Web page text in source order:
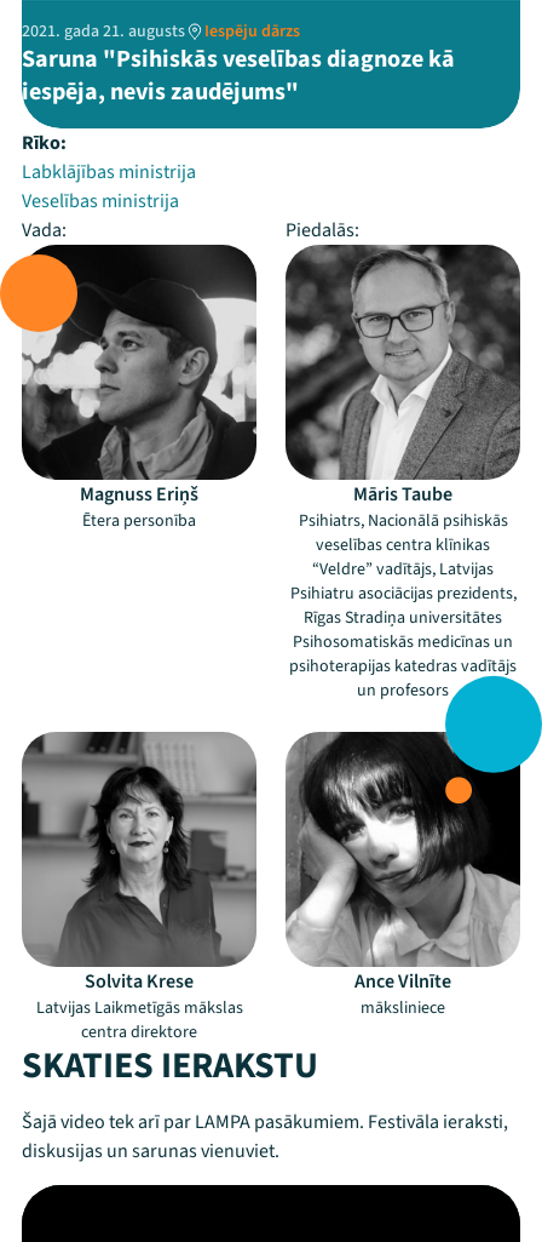
2021. gada 21. augusts Iespēju dārzs
Saruna "Psihiskās veselības diagnoze kā
iespēja, nevis zaudējums"
Rīko:
Labklājības ministrija
Veselības ministrija
Vada:
Piedalās:
Magnuss Eriņš
Ētera personība
Māris Taube
Psihiatrs, Nacionālā psihiskās
veselības centra klīnikas
“Veldre” vadītājs, Latvijas
Psihiatru asociācijas prezidents,
Rīgas Stradiņa universitātes
Psihosomatiskās medicīnas un
psihoterapijas katedras vadītājs
un profesors
Solvita Krese
Latvijas Laikmetīgās mākslas
centra direktore
Ance Vilnīte
māksliniece
SKATIES IERAKSTU
Šajā video tek arī par LAMPA pasākumiem. Festivāla ieraksti,
diskusijas un sarunas vienuviet.